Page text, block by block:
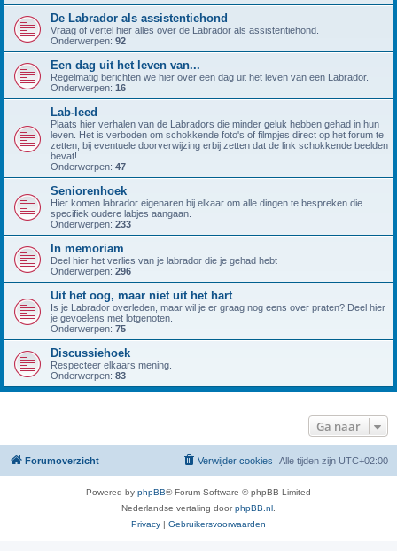
De Labrador als assistentiehond
Vraag of vertel hier alles over de Labrador als assistentiehond.
Onderwerpen: 92
Een dag uit het leven van...
Regelmatig berichten we hier over een dag uit het leven van een Labrador.
Onderwerpen: 16
Lab-leed
Plaats hier verhalen van de Labradors die minder geluk hebben gehad in hun
leven. Het is verboden om schokkende foto's of filmpjes direct op het forum te
zetten, bij eventuele doorverwijzing erbij zetten dat de link schokkende beelden
bevat!
Onderwerpen: 47
Seniorenhoek
Hier komen labrador eigenaren bij elkaar om alle dingen te bespreken die
specifiek oudere labjes aangaan.
Onderwerpen: 233
In memoriam
Deel hier het verlies van je labrador die je gehad hebt
Onderwerpen: 296
Uit het oog, maar niet uit het hart
Is je Labrador overleden, maar wil je er graag nog eens over praten? Deel hier
je gevoelens met lotgenoten.
Onderwerpen: 75
Discussiehoek
Respecteer elkaars mening.
Onderwerpen: 83
Ga naar
Forumoverzicht Alle tijden zijn UTC+02:00
Verwijder cookies
Powered by phpBB® Forum Software © phpBB Limited
Nederlandse vertaling doorphpBB.nl
Privacy | Gebruikersvoorwaarden